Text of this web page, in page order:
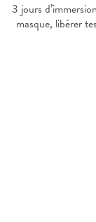
3 jours
masque, libérer